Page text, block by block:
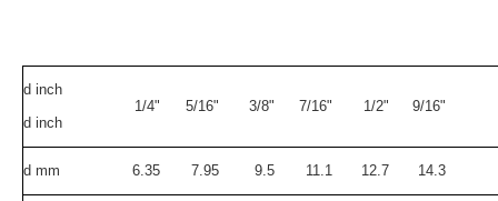
d inch
d inch
1/4" 5/16" 3/8" 7/16" 1/2" 9/16"
d mm 6.35 7.95 9.5 11.1 12.7 14.3